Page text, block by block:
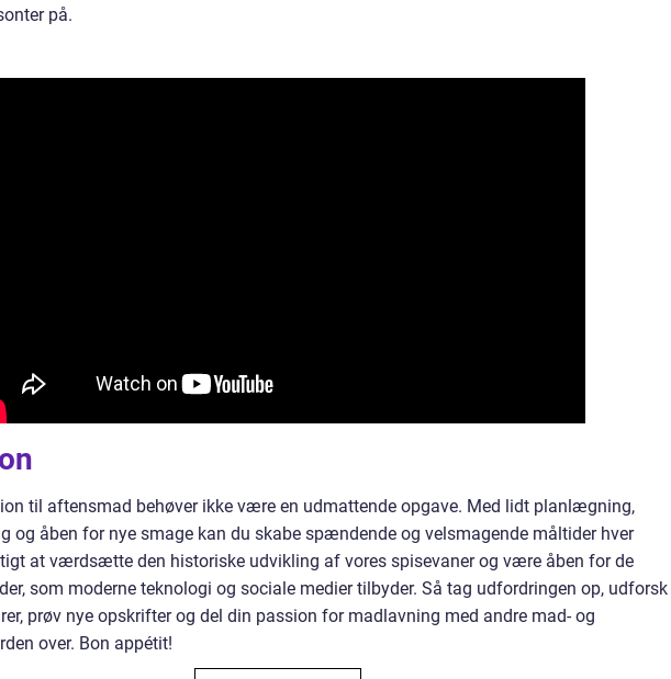
på.
til aftensmad behøver ikke være en udmattende opgave. Med lidt planlægning,
og åben for nye smage kan du skabe spændende og velsmagende måltider hver
at værdsætte den historiske udvikling af vores spisevaner og være åben for de
som moderne teknologi og sociale medier tilbyder. Så tag udfordringen op, udforsk
prøv nye opskrifter og del din passion for madlavning med andre mad- og
over. Bon appétit!